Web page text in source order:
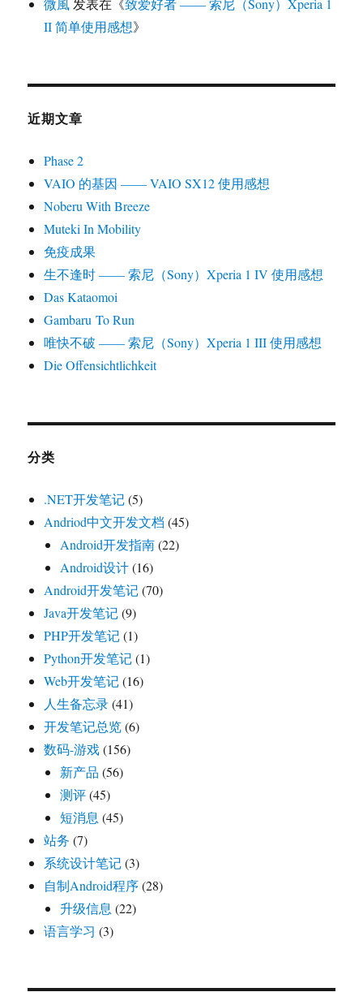
微風 发表在《致爱好者 —— 索尼（Sony）Xperia 1
II 简单使用感想》
近期文章
Phase 2
VAIO 的基因 —— VAIO SX12 使用感想
Noberu With Breeze
Muteki In Mobility
免疫成果
生不逢时 —— 索尼（Sony）Xperia 1 IV 使用感想
Das Kataomoi
Gambaru To Run
唯快不破 —— 索尼（Sony）Xperia 1 III 使用感想
Die Offensichtlichkeit
分类
.NET开发笔记(5)
Andriod中文开发文档 (45)
Android开发指南(22)
Android设计(16)
Android开发笔记(70)
Java开发笔记(9)
PHP开发笔记(1)
Python开发笔记(1)
Web开发笔记(16)
人生备忘录(41)
开发笔记总览(6)
数码-游戏(156)
新产品 (56)
测评(45)
短消息 (45)
站务 (7)
系统设计笔记(3)
自制Android程序(28)
升级信息 (22)
语言学习 (3)